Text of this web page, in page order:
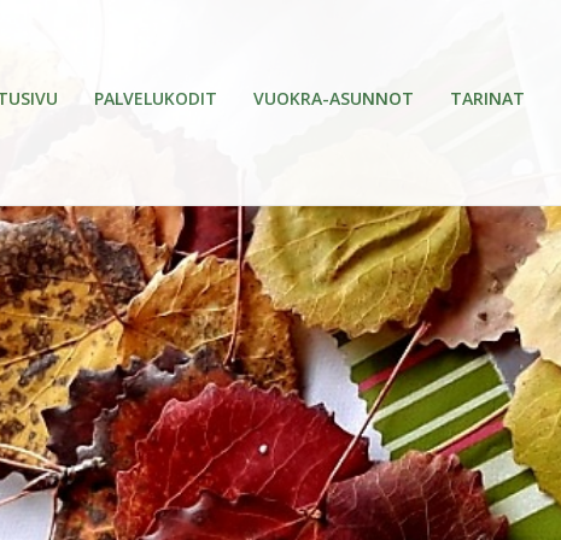
PALVELUKODIT VUOKRA-ASUNNOT TARINAT